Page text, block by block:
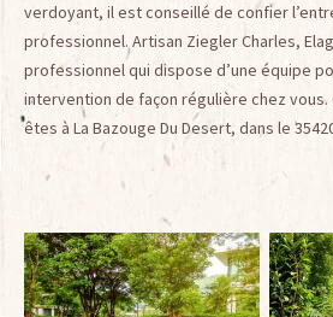
verdoyant, il est conseillé de confier
professionnel. Artisan Ziegler Charles,
professionnel qui dispose d’une équipe
intervention de façon régulière chez vous.
êtes à La Bazouge Du Desert, dans le